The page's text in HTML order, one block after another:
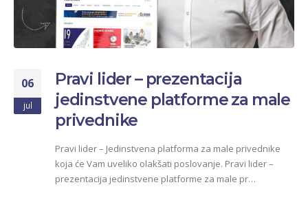
06
jul
Pravi lider – prezentacija
jedinstvene platforme za male
privednike
Pravi lider – Jedinstvena platforma za male privednike
koja će Vam uveliko olakšati poslovanje. Pravi lider –
prezentacija jedinstvene platforme za male pr…